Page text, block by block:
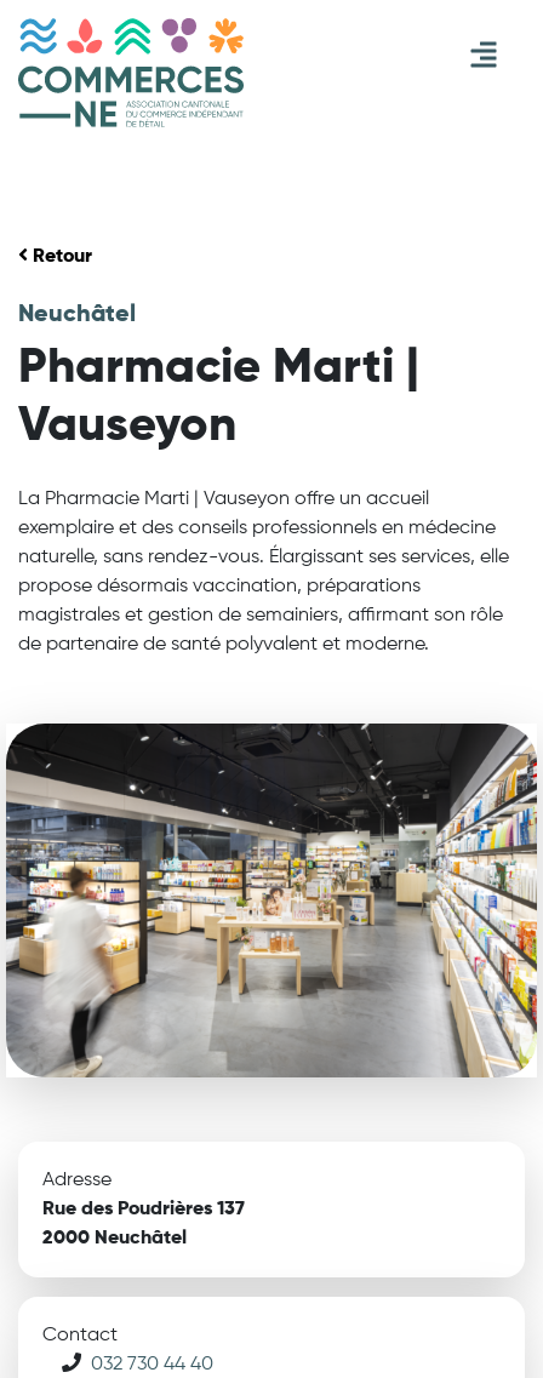
Retour
Neuchâtel
Pharmacie Marti |
Vauseyon
La Pharmacie Marti | Vauseyon offre un accueil
exemplaire et des conseils professionnels en médecine
naturelle, sans rendez-vous. Élargissant ses services, elle
propose désormais vaccination, préparations
magistrales et gestion de semainiers, affirmant son rôle
de partenaire de santé polyvalent et moderne.
Adresse
Rue des Poudrières 137
2000 Neuchâtel
Contact
032 730 44 40